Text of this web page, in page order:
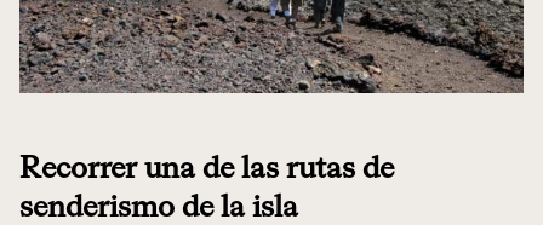
Recorrer una de las rutas de
senderismo de la isla